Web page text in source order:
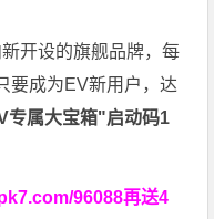
开设的旗舰品牌，每
要成为EV新用户，达
专属大宝箱"启动码1
96088再送4